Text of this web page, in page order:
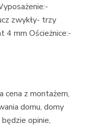
zwykły- trzy
4 mm Ościeżnice:-
cena z montażem,
domu, domy
opinie,